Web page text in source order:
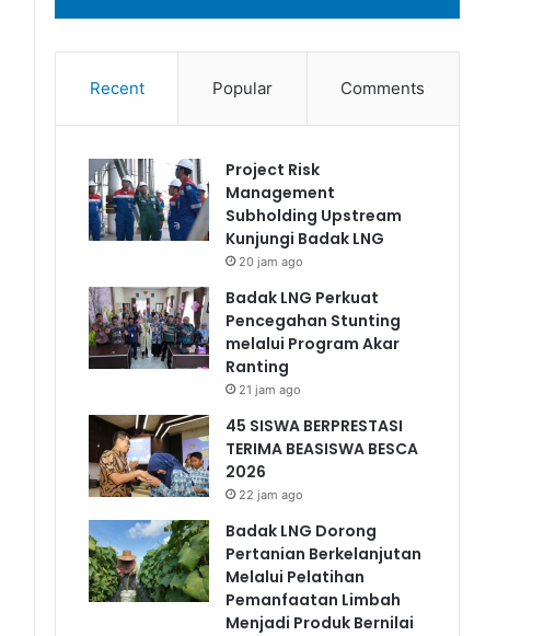
Recent Popular Comments
Project Risk
Management
Subholding Upstream
Kunjungi Badak LNG
20 jam ago
Badak LNG Perkuat
Pencegahan Stunting
melalui Program Akar
Ranting
21 jam ago
45 SISWA BERPRESTASI
TERIMA BEASISWA BESCA
2026
22 jam ago
Badak LNG Dorong
Pertanian Berkelanjutan
Melalui Pelatihan
Pemanfaatan Limbah
Menjadi Produk Bernilai